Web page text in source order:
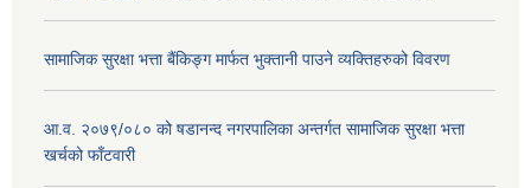
सामाजिक सुरक्षा भत्ता बैंकिङ्ग मार्फत भुक्तानी पाउने व्यक्तिहरुको विवरण
आ.व. २०७९/०८० को षडानन्द नगरपालिका अन्तर्गत सामाजिक सुरक्षा भत्ता
खर्चको फाँटवारी